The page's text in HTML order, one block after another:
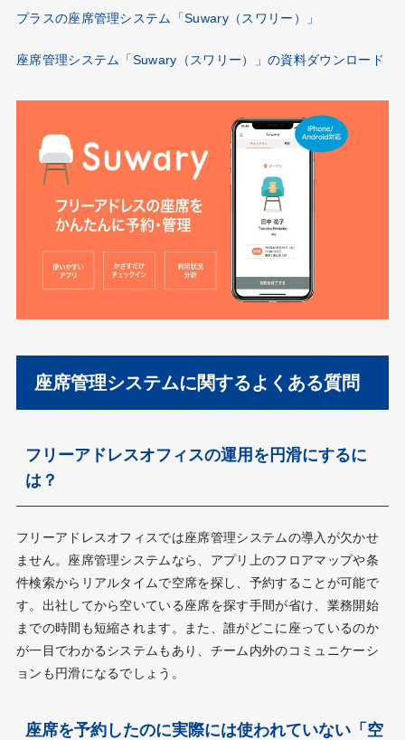
プラスの座席管理システム「Suwary（スワリー）」
座席管理システム「Suwary（スワリー）」の資料ダウンロード
座席管理システムに関するよくある質問
フリーアドレスオフィスの運用を円滑にするに
は？
フリーアドレスオフィスでは座席管理システムの導入が欠かせ
ません。座席管理システムなら、アプリ上のフロアマップや条
件検索からリアルタイムで空席を探し、予約することが可能で
す。出社してから空いている座席を探す手間が省け、業務開始
までの時間も短縮されます。また、誰がどこに座っているのか
が一目でわかるシステムもあり、チーム内外のコミュニケーシ
ョンも円滑になるでしょう。
座席を予約したのに実際には使われていない「空